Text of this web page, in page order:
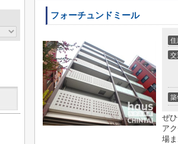
フォーチュンドミール
住
交
築
ぜ
ア
場